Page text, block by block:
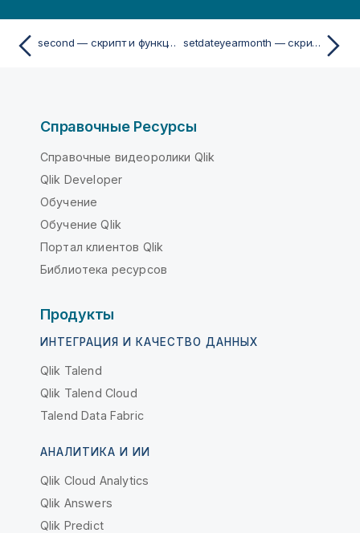
second — скрипт и функция диаграммы setdateyearmonth — скрипт и функция диаграммы
Справочные Ресурсы
Справочные видеоролики Qlik
Qlik Developer
Обучение
Обучение Qlik
Портал клиентов Qlik
Библиотека ресурсов
Продукты
ИНТЕГРАЦИЯ И КАЧЕСТВО ДАННЫХ
Qlik Talend
Qlik Talend Cloud
Talend Data Fabric
АНАЛИТИКА И ИИ
Qlik Cloud Analytics
Qlik Answers
Qlik Predict